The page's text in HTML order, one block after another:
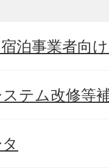
泊事業者向
テム改修等